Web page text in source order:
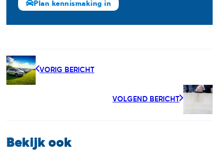
Plan kennismaking in
VORIG BERICHT
VOLGEND BERICHT
Bekijk ook